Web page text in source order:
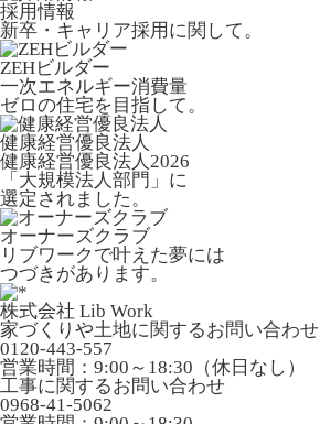
採用情報
新卒・キャリア採用に関して。
ZEHビルダー
一次エネルギー消費量
ゼロの住宅を目指して。
健康経営優良法人
健康経営優良法人2026
「大規模法人部門」に
選定されました。
オーナーズクラブ
リブワークで叶えた夢には
つづきがあります。
株式会社 Lib Work
家づくりや土地に関するお問い合わせ
0120-443-557
営業時間：9:00～18:30（休日なし）
工事に関するお問い合わせ
0968-41-5062